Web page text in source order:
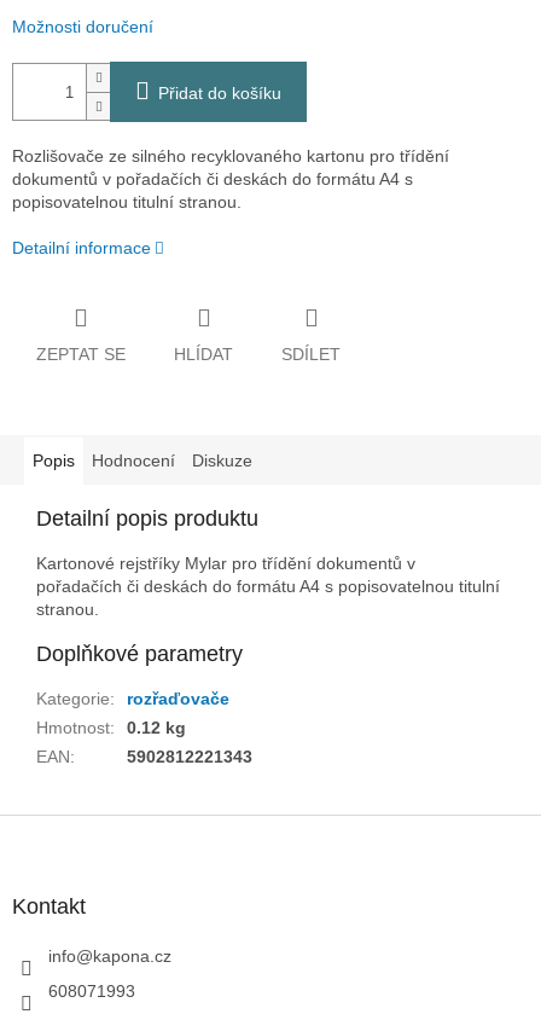
Možnosti doručení
Přidat do košíku
Rozlišovače ze silného recyklovaného kartonu pro třídění
dokumentů v pořadačích či deskách do formátu A4 s
popisovatelnou titulní stranou.
Detailní informace
ZEPTAT SE HLÍDAT SDÍLET
Popis Hodnocení Diskuze
Detailní popis produktu
Kartonové rejstříky Mylar pro třídění dokumentů v
pořadačích či deskách do formátu A4 s popisovatelnou titulní
stranou.
Doplňkové parametry
Kategorie:
rozřaďovače
Hmotnost:
0.12 kg
EAN: 5902812221343
Kontakt
info@kapona.cz
608071993